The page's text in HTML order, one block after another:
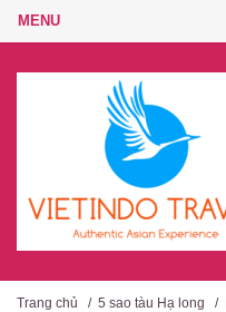
Trang chủ / 5 sao tàu Hạ long /